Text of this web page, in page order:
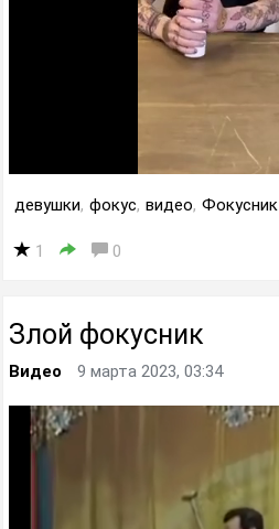
девушки, фокус, видео, Фокусник
1 0
Злой фокусник
Видео 9 марта 2023, 03:34